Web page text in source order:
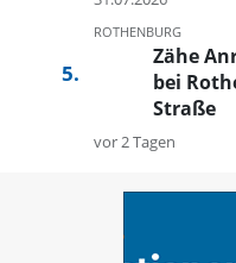
ROTHENBURG
Zähe
bei
Straße
vor 2 Tagen